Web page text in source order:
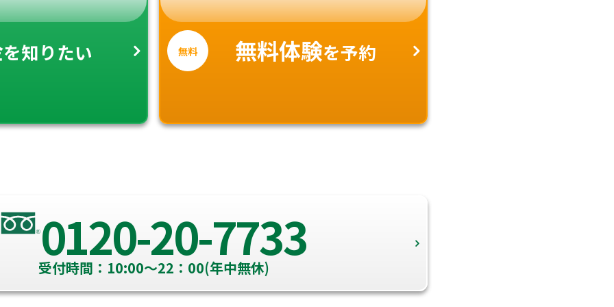
を知りたい 無料 無料体験を予約
0120-20-7733
受付時間：10:00～22：00(年中無休)